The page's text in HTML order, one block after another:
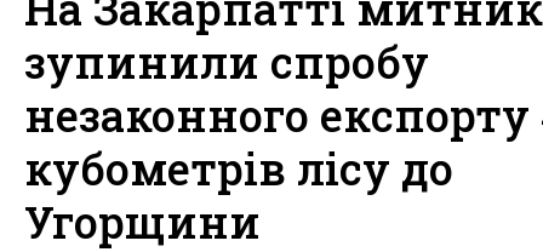
зупинили спробу
незаконного експорту
кубометрів лісу до
Угорщини